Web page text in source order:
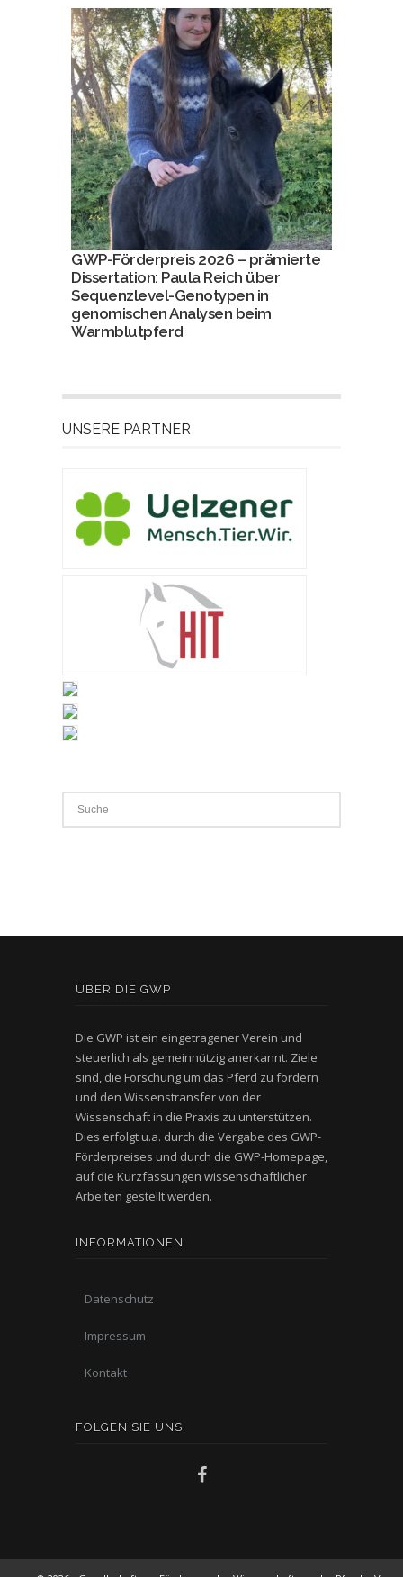
GWP-Förderpreis 2026 – prämierte
Dissertation: Paula Reich über
Sequenzlevel-Genotypen in
genomischen Analysen beim
Warmblutpferd
UNSERE PARTNER
ÜBER DIE GWP
Die GWP ist ein eingetragener Verein und
steuerlich als gemeinnützig anerkannt. Ziele
sind, die Forschung um das Pferd zu fördern
und den Wissenstransfer von der
Wissenschaft in die Praxis zu unterstützen.
Dies erfolgt u.a. durch die Vergabe des GWP-
Förderpreises und durch die GWP-Homepage,
auf die Kurzfassungen wissenschaftlicher
Arbeiten gestellt werden.
INFORMATIONEN
Datenschutz
Impressum
Kontakt
FOLGEN SIE UNS